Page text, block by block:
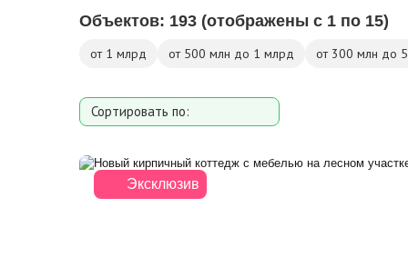
Объектов: 193 (отображены с 1 по 15)
от 1 млрд от 500 млн до 1 млрд от 300 млн до
Сортировать по:
Площади участка
Расстоянию от МКАД
Эксклюзив